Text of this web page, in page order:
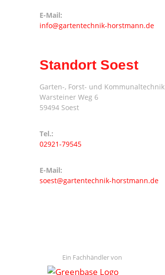
E-Mail:
info@gartentechnik-horstmann.de
Standort Soest
Garten-, Forst- und Kommunaltechnik
Warsteiner Weg 6
59494 Soest
Tel.:
02921-79545
E-Mail:
soest@gartentechnik-horstmann.de
Ein Fachhändler von